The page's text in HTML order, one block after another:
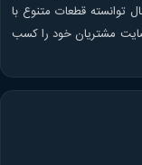
توانسته قطعات متنوع با
مشتریان خود را کسب